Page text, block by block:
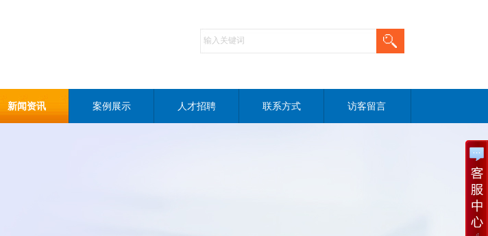
新闻资讯 案例展示 人才招聘 联系方式 访客留言